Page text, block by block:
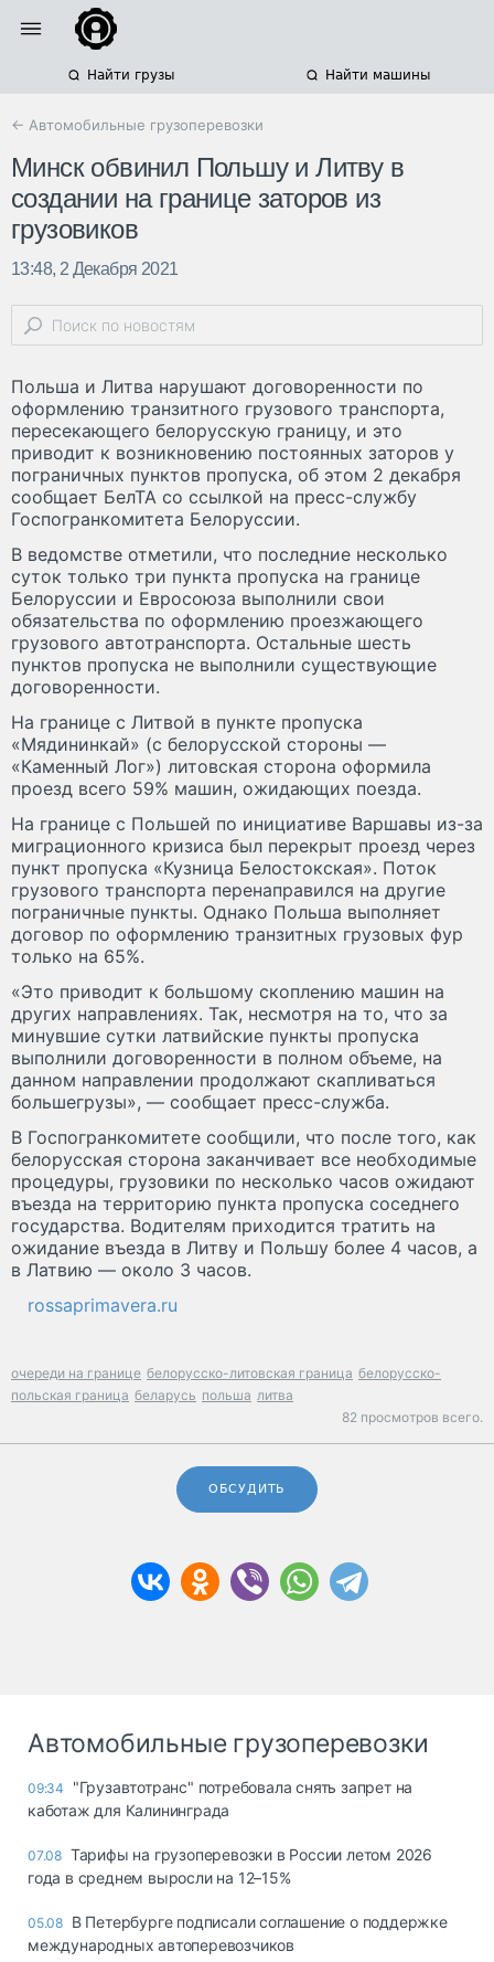
Найти грузы Найти машины
← Автомобильные грузоперевозки
Минск обвинил Польшу и Литву в
создании на границе заторов из
грузовиков
13:48, 2 Декабря 2021
Польша и Литва нарушают договоренности по
оформлению транзитного грузового транспорта,
пересекающего белорусскую границу, и это
приводит к возникновению постоянных заторов у
пограничных пунктов пропуска, об этом 2 декабря
сообщает БелТА со ссылкой на пресс-службу
Госпогранкомитета Белоруссии.
В ведомстве отметили, что последние несколько
суток только три пункта пропуска на границе
Белоруссии и Евросоюза выполнили свои
обязательства по оформлению проезжающего
грузового автотранспорта. Остальные шесть
пунктов пропуска не выполнили существующие
договоренности.
На границе с Литвой в пункте пропуска
«Мядининкай» (с белорусской стороны —
«Каменный Лог») литовская сторона оформила
проезд всего 59% машин, ожидающих поезда.
На границе с Польшей по инициативе Варшавы из-за
миграционного кризиса был перекрыт проезд через
пункт пропуска «Кузница Белостокская». Поток
грузового транспорта перенаправился на другие
пограничные пункты. Однако Польша выполняет
договор по оформлению транзитных грузовых фур
только на 65%.
«Это приводит к большому скоплению машин на
других направлениях. Так, несмотря на то, что за
минувшие сутки латвийские пункты пропуска
выполнили договоренности в полном объеме, на
данном направлении продолжают скапливаться
большегрузы», — сообщает пресс-служба.
В Госпогранкомитете сообщили, что после того, как
белорусская сторона заканчивает все необходимые
процедуры, грузовики по несколько часов ожидают
въезда на территорию пункта пропуска соседнего
государства. Водителям приходится тратить на
ожидание въезда в Литву и Польшу более 4 часов, а
в Латвию — около 3 часов.
rossaprimavera.ru
очереди на границе белорусско-литовская граница белорусско-
польская граница беларусь польша литва
82 просмотров всего.
ОБСУДИТЬ
Автомобильные грузоперевозки
09:34
"Грузавтотранс" потребовала снять запрет на
каботаж для Калининграда
07.08 Тарифы на грузоперевозки в России летом 2026
года в среднем выросли на 12–15%
05.08 В Петербурге подписали соглашение о поддержке
международных автоперевозчиков